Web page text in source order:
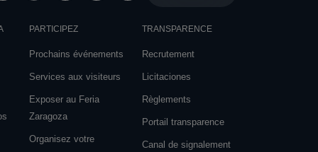
PARTICIPEZ
Prochains événements
Services aux visiteurs
Exposer au Feria
Zaragoza
Organisez votre
TRANSPARENCE
Recrutement
Licitaciones
Règlements
Portail transparence
Canal de signalement